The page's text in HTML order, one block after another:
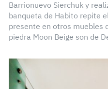
Barrionuevo Sierchuk y
banqueta de Habito repite
presente en otros muebles
piedra Moon Beige son de